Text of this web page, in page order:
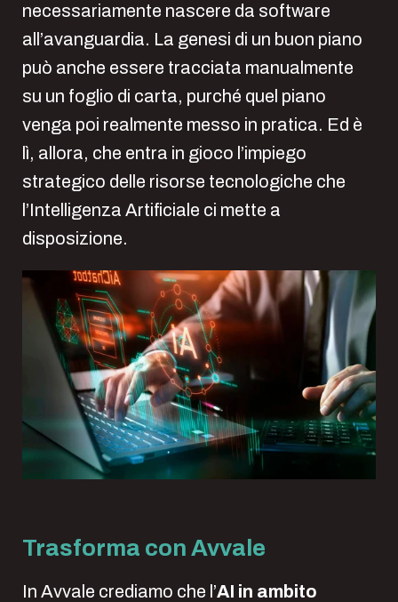
necessariamente nascere da software
all’avanguardia. La genesi di un buon piano
può anche essere tracciata manualmente
su un foglio di carta, purché quel piano
venga poi realmente messo in pratica. Ed è
lì, allora, che entra in gioco l’impiego
strategico delle risorse tecnologiche che
l’Intelligenza Artificiale ci mette a
disposizione.
Trasforma con Avvale
In Avvale crediamo che l’AI in ambito